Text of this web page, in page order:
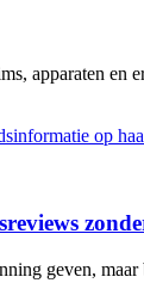
apparaten en
geven,